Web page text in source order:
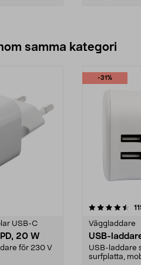
samma kategori
USB-C
20 W
för 230 V
-31%
Väggladdare
USB-
USB-laddare
surfplatta,
4.5